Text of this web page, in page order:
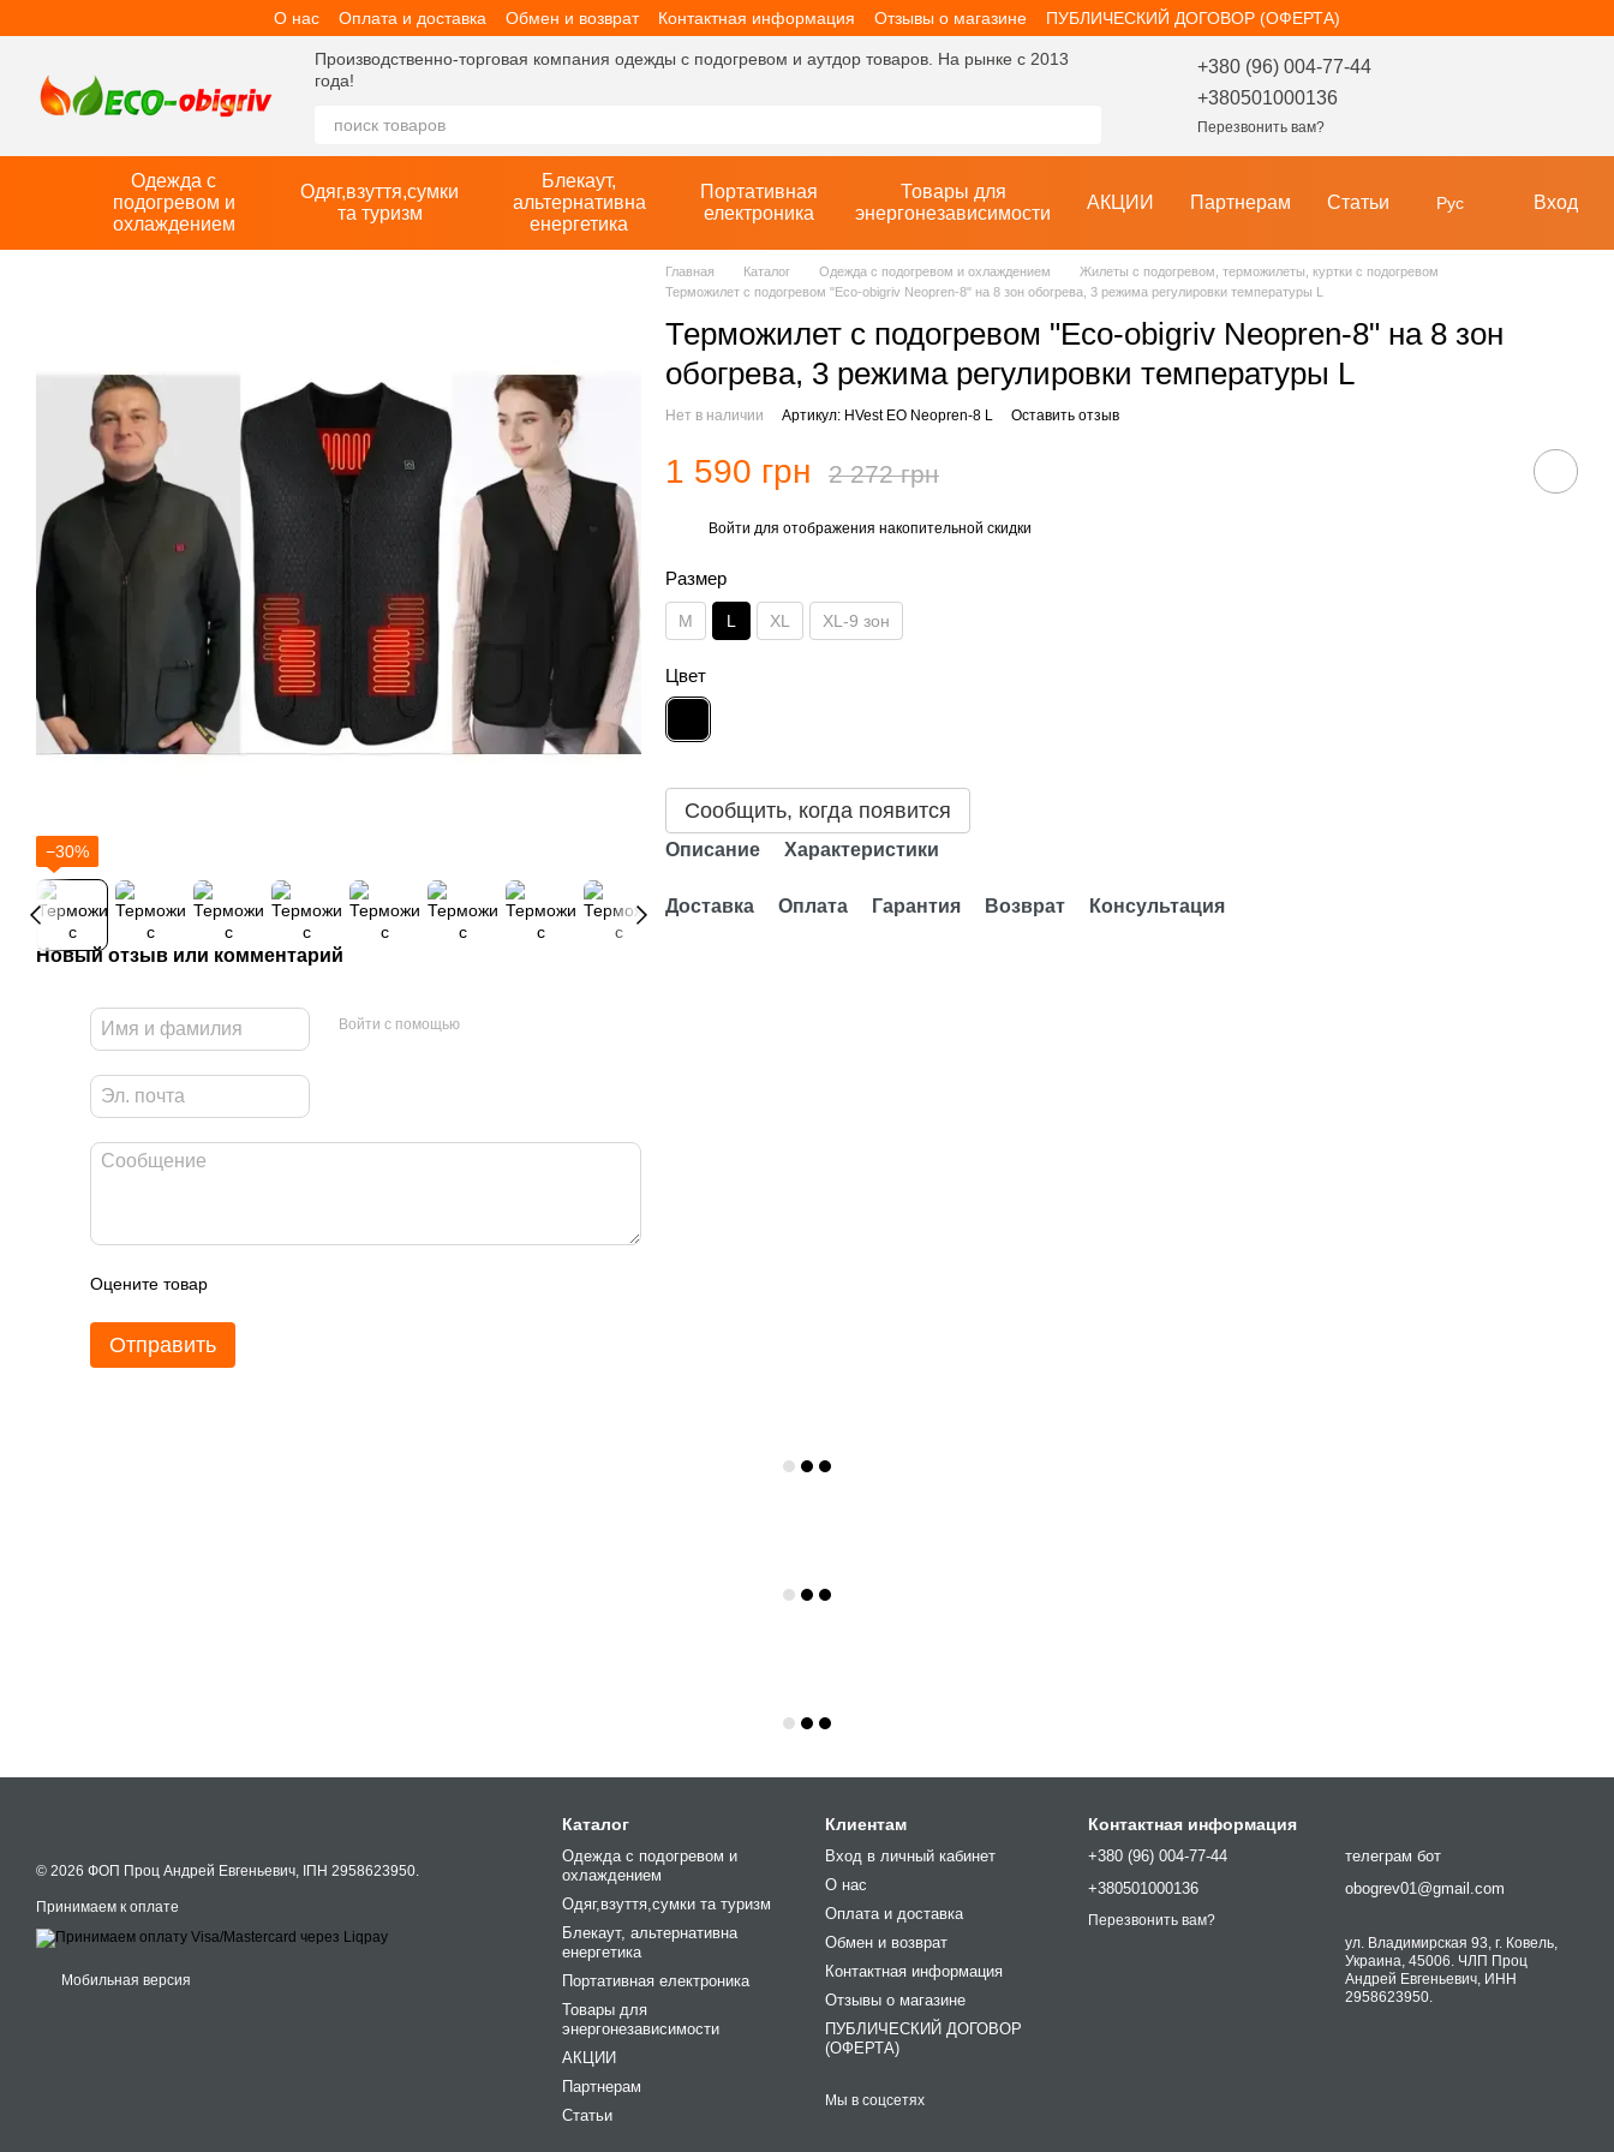
О нас Оплата и доставка Обмен и возврат Контактная информация Отзывы о магазине ПУБЛИЧЕСКИЙ ДОГОВОР (ОФЕРТА)
Производственно-торговая компания одежды с подогревом и аутдор товаров. На рынке с 2013
года!
+380 (96) 004-77-44
+380501000136
Перезвонить вам?
Одежда с
подогревом и
охлаждением
Одяг,взуття,сумки
та туризм
Блекаут,
альтернативна
енергетика
Портативная
електроника
Товары для
энергонезависимости
АКЦИИ Партнерам Статьи Рус Вход
−30%
Новый отзыв или комментарий
Войти с помощью
Оцените товар
Отправить
Главная Каталог Одежда с подогревом и охлаждением
Жилеты с подогревом, терможилеты, куртки с подогревом
Терможилет с подогревом "Eco-obigriv Neopren-8" на 8 зон обогрева, 3 режима регулировки температуры L
Терможилет с подогревом "Eco-obigriv Neopren-8" на 8 зон
обогрева, 3 режима регулировки температуры L
Нет в наличии Артикул: HVest EO Neopren-8 L Оставить отзыв
1 590 грн 2 272 грн
Войти для отображения накопительной скидки
Размер
M L XL XL-9 зон
Цвет
Сообщить, когда появится
Описание Характеристики
Доставка Оплата Гарантия Возврат Консультация
© 2026 ФОП Проц Андрей Евгеньевич, ІПН 2958623950.
Принимаем к оплате
Мобильная версия
Каталог
Одежда с подогревом и
охлаждением
Одяг,взуття,сумки та туризм
Блекаут, альтернативна
енергетика
Портативная електроника
Товары для
энергонезависимости
АКЦИИ
Партнерам
Статьи
Клиентам
Вход в личный кабинет
О нас
Оплата и доставка
Обмен и возврат
Контактная информация
Отзывы о магазине
ПУБЛИЧЕСКИЙ ДОГОВОР
(ОФЕРТА)
Мы в соцсетях
Контактная информация
+380 (96) 004-77-44
+380501000136
Перезвонить вам?
телеграм бот
obogrev01@gmail.com
ул. Владимирская 93, г. Ковель,
Украина, 45006. ЧЛП Проц
Андрей Евгеньевич, ИНН
2958623950.